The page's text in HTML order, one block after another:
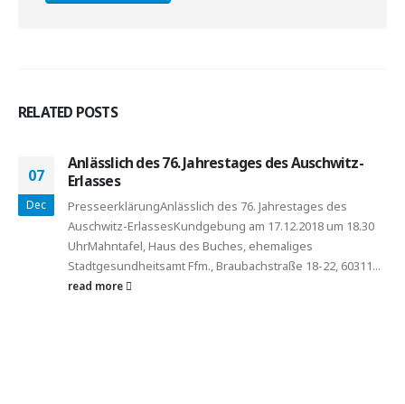
RELATED POSTS
07
Dec
Anlässlich des 76. Jahrestages des Auschwitz-
Erlasses
PresseerklärungAnlässlich des 76. Jahrestages des
Auschwitz-ErlassesKundgebung am 17.12.2018 um 18.30
UhrMahntafel, Haus des Buches, ehemaliges
Stadtgesundheitsamt Ffm., Braubachstraße 18-22, 60311...
read more